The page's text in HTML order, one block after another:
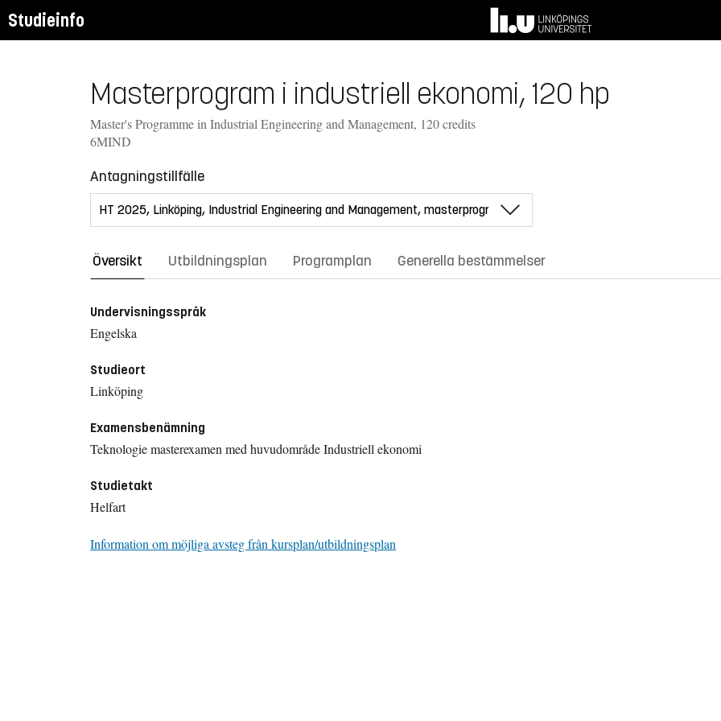
Studieinfo
Masterprogram i industriell ekonomi, 120 hp
Master's Programme in Industrial Engineering and Management, 120 credits
6MIND
Antagningstillfälle
Översikt Utbildningsplan Programplan Generella bestämmelser
Undervisningsspråk
Engelska
Studieort
Linköping
Examensbenämning
Teknologie masterexamen med huvudområde Industriell ekonomi
Studietakt
Helfart
Information om möjliga avsteg från kursplan/utbildningsplan